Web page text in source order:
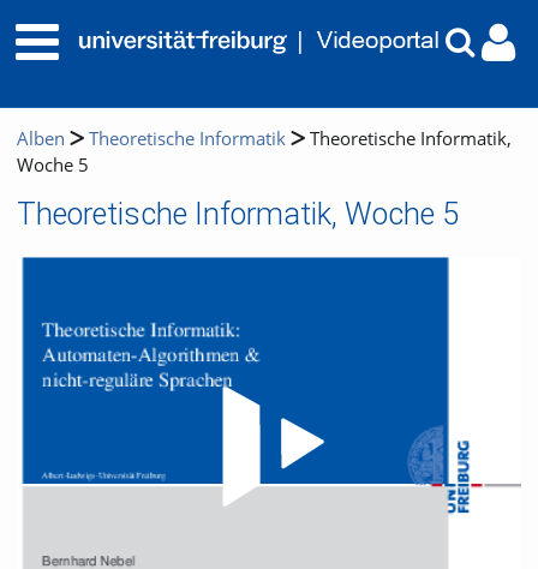
Alben Theoretische Informatik
Theoretische Informatik,
Woche 5
Theoretische Informatik, Woche 5